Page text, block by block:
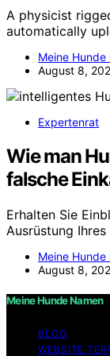
A physicist
automatically
Meine Hunde
August 8,
Expertenrat
Wie man
falsche
Erhalten Sie
Ausrüstung
Meine Hunde
August 8,
Meine Hunde Namen
BLOG
WEBSITE